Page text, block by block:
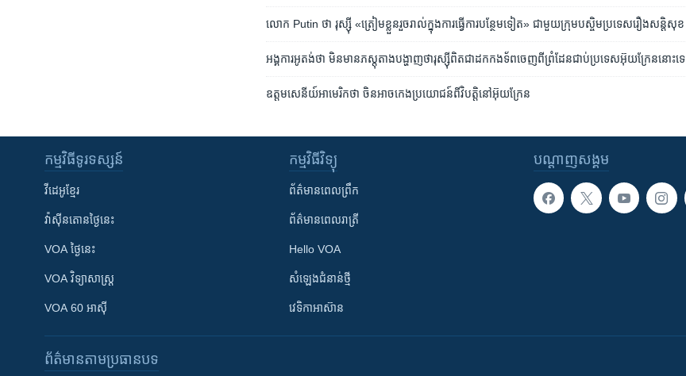
លោក Putin ថា រុស្ស៊ី «ត្រៀម​ខ្លួន​រួចរាល់​ក្នុង​ការ​ធ្វើការ​បន្ថែម​ទៀត» ជាមួយ​ក្រុម​បស្ចិម​ប្រទេស​រឿង​សន្ដិសុខ
អង្គការ​អូតង់​ថា មិន​មាន​ភស្តុតាង​បង្ហាញ​ថា​រុស្ស៊ី​ពិតជា​ដក​កងទ័ព​ចេញពី​ព្រំដែន​ជាប់​ប្រទេស​អ៊ុយក្រែន​នោះទេ
ឧត្តមសេនីយ៍​អាមេរិក​ថា ចិនអាច​កេងប្រយោជន៍​ពី​វិបត្តិ​នៅ​អ៊ុយក្រែន
បណ្តាញ​សង្គម
កម្មវិធី​ទូរទស្សន៍
វីដេអូ​ខ្មែរ
វ៉ាស៊ីនតោន​ថ្ងៃ​នេះ
VOA ថ្ងៃនេះ
VOA ​វិទ្យាសាស្ត្រ
VOA 60 អាស៊ី
កម្មវិធី​វិទ្យុ
ព័ត៌មាន​ពេល​ព្រឹក
ព័ត៌មាន​​ពេល​រាត្រី
Hello VOA
សំឡេង​ជំនាន់​ថ្មី
វេទិកា​អាស៊ាន
ព័ត៌មាន​តាមប្រធានបទ​